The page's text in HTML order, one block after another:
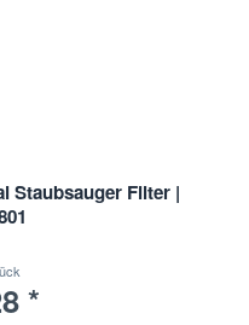
Staubsauger Filter |
*